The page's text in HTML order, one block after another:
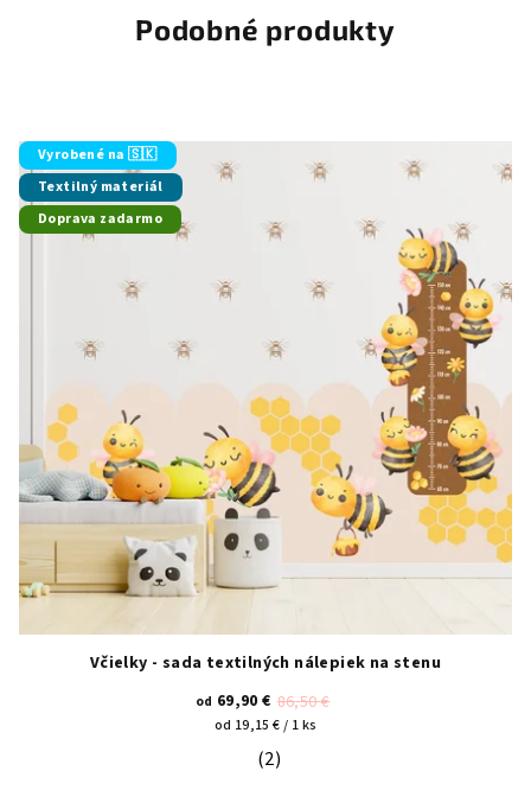
Podobné produkty
Vyrobené na 🇸🇰
Textilný materiál
Doprava zadarmo
Včielky - sada textilných nálepiek na stenu
od 69,90 € 86,50 €
Jednotková
od 19,15 € / 1 ks
Priemerné hodnotenie produktu
(2)